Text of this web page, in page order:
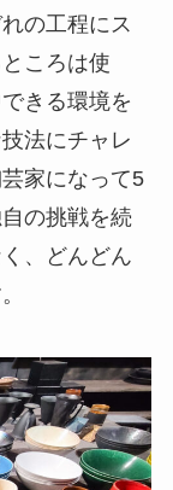
の工程にス
ころは使
きる環境を
法にチャレ
家になって5
の挑戦を続
、どんどん